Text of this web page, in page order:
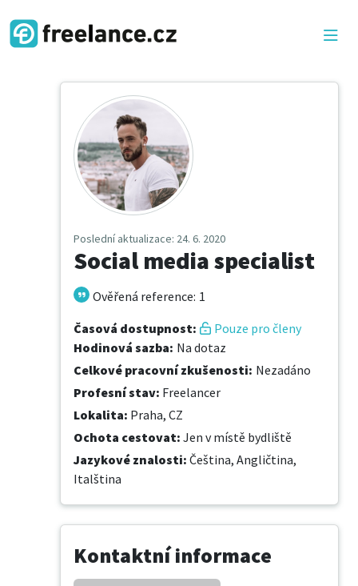
Poslední aktualizace: 24. 6. 2020
Social media specialist
Ověřená reference: 1
Časová dostupnost:
Pouze pro členy
Hodinová sazba: Na dotaz
Celkové pracovní zkušenosti: Nezadáno
Profesní stav: Freelancer
Lokalita: Praha, CZ
Ochota cestovat: Jen v místě bydliště
Jazykové znalosti: Čeština, Angličtina,
Italština
Kontaktní informace